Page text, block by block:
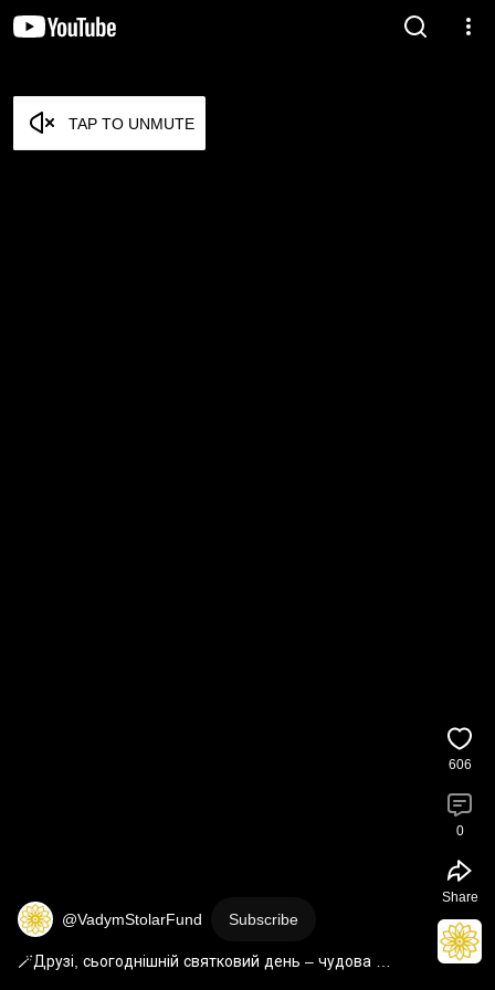
TAP TO UNMUTE
@VadymStolarFund Subscribe
🪄Друзі, сьогоднішній святковий день – чудова
606
0
Share